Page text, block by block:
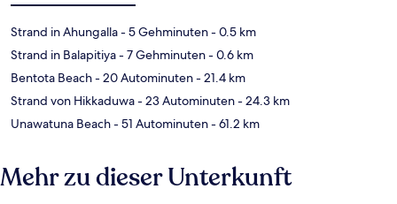
Strand in Ahungalla- 5 Gehminuten- 0.5 km
Strand in Balapitiya- 7 Gehminuten- 0.6 km
Bentota Beach- 20 Autominuten- 21.4 km
Strand von Hikkaduwa- 23 Autominuten- 24.3 km
Unawatuna Beach- 51 Autominuten- 61.2 km
Mehr zu dieser Unterkunft